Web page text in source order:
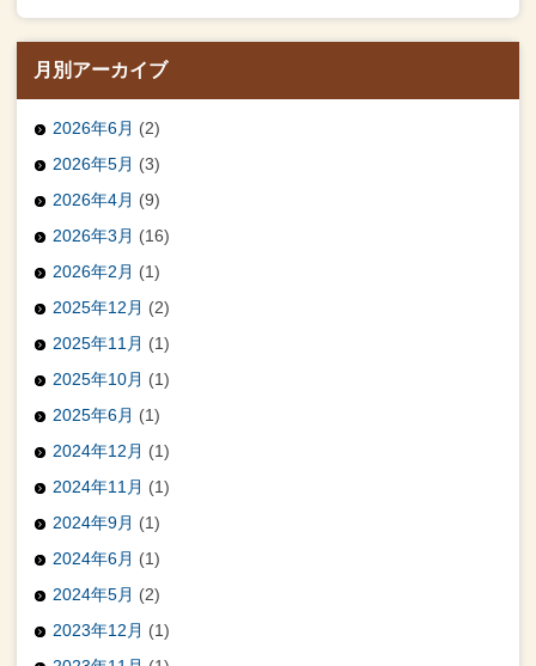
月別アーカイブ
2026年6月 (2)
2026年5月 (3)
2026年4月 (9)
2026年3月 (16)
2026年2月 (1)
2025年12月 (2)
2025年11月 (1)
2025年10月 (1)
2025年6月 (1)
2024年12月 (1)
2024年11月 (1)
2024年9月 (1)
2024年6月 (1)
2024年5月 (2)
2023年12月 (1)